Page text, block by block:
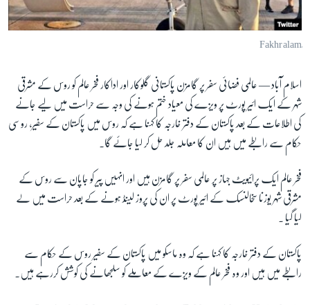
آرٹ
صحت
دلچسپ و عجیب
ویڈیوز
اسپیشل کوریج
اداریہ
Learning English
اسلام آباد — عالمی فضائی سفر پر گامزن پاکستانی گلوکار اور اداکار فخر عالم کو روس کے مشرقی
شہر کے ایک ائیر پورٹ پر ویزے کی معیاد ختم ہونے کی وجہ سے حراست میں لیے جانے
کی اطلاعات کے بعد پاکستان کے دفتر خارجہ کا کہنا ہے کہ روس میں پاکستان کے سفیر، روسی
حکام سے رابطے میں ہیں ان کا معاملہ جلد حل کر لیا جائے گا۔
فخر عالم ایک پرائیویٹ جہاز پر عالمی سفر پر گامزن ہیں اور انہیں پیر کو جاپان سے روس کے
مشرقی شہر یوزنا سخالنسک کے ائیر پورٹ پر ان کی پروز لینڈ ہونے کے بعد حراست میں لے
لیا گیا ۔
پاکستان کے دفتر خارجہ کا کہنا ہے کہ وہ ماسکو میں پاکستان کے سفیر روس کے حکام سے
رابطے میں ہیں اور وہ فخر عالم کے ویزے کے معاملے کو سلجھانے کی کوشش کررہے ہیں۔